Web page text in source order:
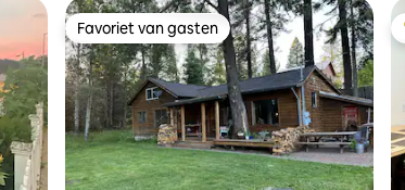
Favoriet van gasten
Favoriet van gasten